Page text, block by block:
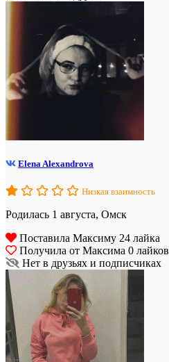
Elena Alexandrova
Низкая взаимность
Родилась 1 августа, Омск
Поставила Максиму 24 лайка
Получила от Максима 0 лайков
Нет в друзьях и подписчиках